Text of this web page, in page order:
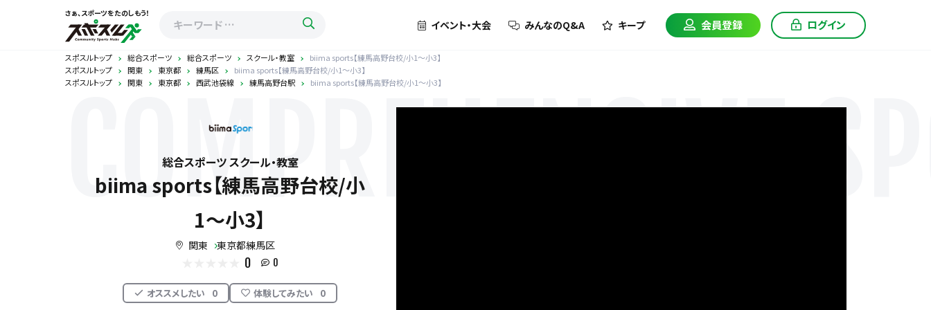
さぁ、スポーツをたのしもう！
イベント・大会 みんなのQ&A キープ 会員登録 ログイン
スポスルトップ 総合スポーツ 総合スポーツ スクール・教室
biima sports【練馬高野台校/小1〜小3】
スポスルトップ
関東 東京都 練馬区
biima sports【練馬高野台校/小1〜小3】
スポスルトップ
関東 東京都 西武池袋線 練馬高野台駅 biima sports【練馬高野台校/小1〜小3】
COMPREHENSIVE
総合スポーツ スクール・教室
biima sports【練馬高野台校/小
1〜小3】
関東 東京都練馬区
0 0
オススメしたい 0 体験してみたい 0